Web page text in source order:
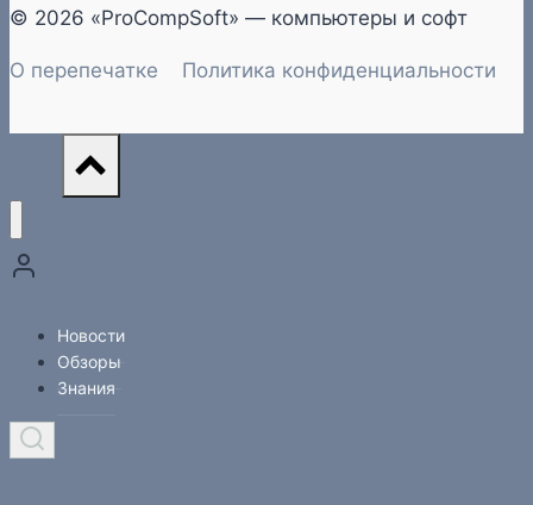
© 2026 «ProCompSoft» — компьютеры и софт
О перепечатке Политика конфиденциальности
Новости
Обзоры
Знания